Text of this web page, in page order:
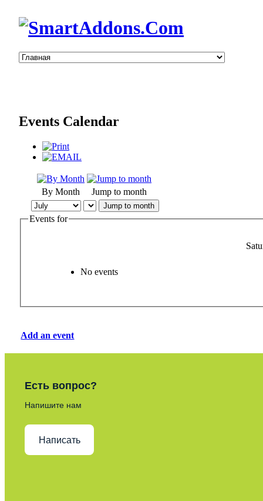
Events Calendar
By Month Jump to month
Jump to month
Events for
No events
Add an event
Есть вопрос?
Напишите нам
Написать